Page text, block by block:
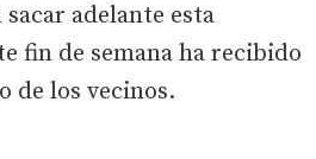
adelante esta
fin de semana ha recibido
de los vecinos.